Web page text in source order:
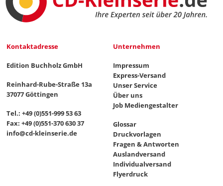
Kontaktadresse
Edition Buchholz GmbH
Reinhard-Rube-Straße 13a
37077 Göttingen
Tel.: +49 (0)551-999 53 63
Fax: +49 (0)551-370 630 37
info@cd-kleinserie.de
Unternehmen
Impressum
Express-Versand
Unser Service
Über uns
Job Mediengestalter
Glossar
Druckvorlagen
Fragen & Antworten
Auslandversand
Individualversand
Flyerdruck